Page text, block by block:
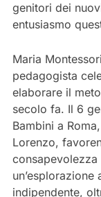
genitori dei
entusiasmo
Maria
pedagogista
elaborare il
secolo fa. Il 6
Bambini a
Lorenzo,
consapevolezza
un’esplorazione
indipendente,